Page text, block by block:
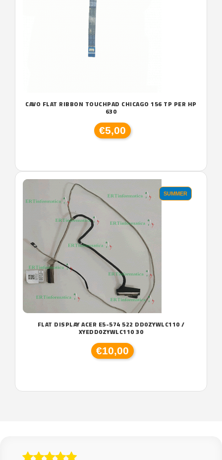
CAVO FLAT RIBBON TOUCHPAD CHICAGO 156 TP PER HP
630
€5,00
SUMMER
FLAT DISPLAY ACER E5-574 522 DD0ZYWLC110 /
XYEDD0ZYWLC110 30
€10,00